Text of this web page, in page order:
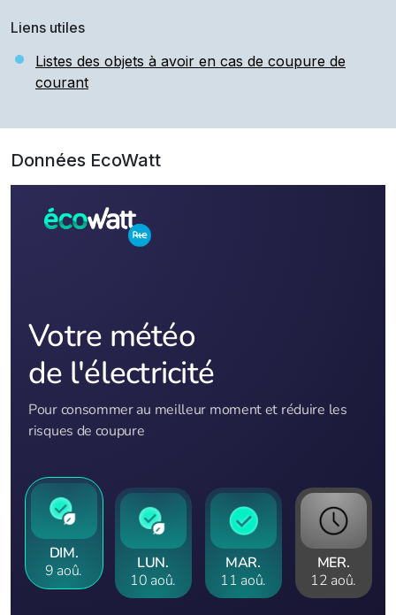
Liens utiles
Listes des objets à avoir en cas de coupure de
courant
Données EcoWatt